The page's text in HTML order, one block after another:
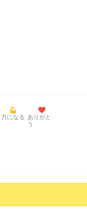
💪
力になる
❤️
ありがと
う